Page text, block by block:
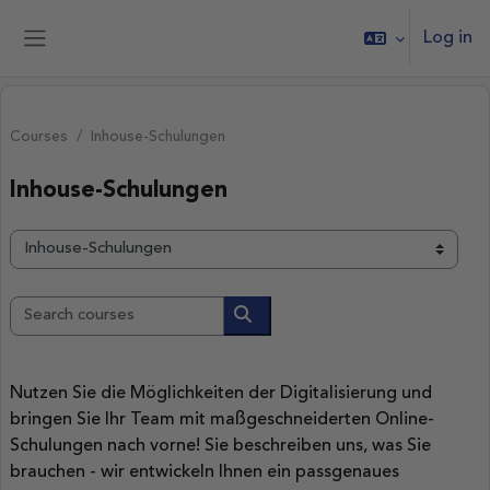
Log in
Courses Inhouse-Schulungen
Inhouse-Schulungen
Course categories
Search courses
Search courses
Nutzen Sie die Möglichkeiten der Digitalisierung und
bringen Sie Ihr Team mit maßgeschneiderten Online-
Schulungen nach vorne! Sie beschreiben uns, was Sie
brauchen - wir entwickeln Ihnen ein passgenaues